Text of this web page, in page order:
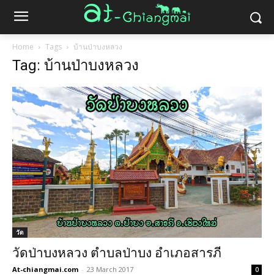
Home Tags บ้านป่าบงหลวง
Tag: บ้านป่าบงหลวง
วัด
วัดป่าบงหลวง ตำบลป่าบง อำเภอสารภี
At-chiangmai.com - 23 March 2017 0